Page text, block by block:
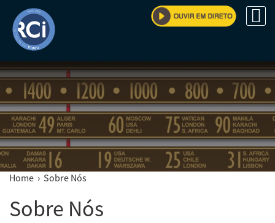
Home › Sobre Nós
Sobre Nós